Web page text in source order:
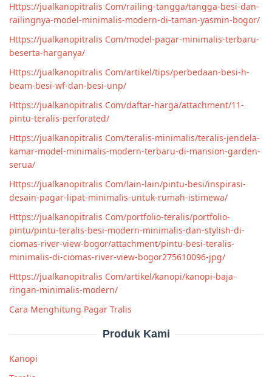
Https://jualkanopitralis Com/railing-tangga/tangga-besi-dan-
railingnya-model-minimalis-modern-di-taman-yasmin-bogor/
Https://jualkanopitralis Com/model-pagar-minimalis-terbaru-
beserta-harganya/
Https://jualkanopitralis Com/artikel/tips/perbedaan-besi-h-
beam-besi-wf-dan-besi-unp/
Https://jualkanopitralis Com/daftar-harga/attachment/11-
pintu-teralis-perforated/
Https://jualkanopitralis Com/teralis-minimalis/teralis-jendela-
kamar-model-minimalis-modern-terbaru-di-mansion-garden-
serua/
Https://jualkanopitralis Com/lain-lain/pintu-besi/inspirasi-
desain-pagar-lipat-minimalis-untuk-rumah-istimewa/
Https://jualkanopitralis Com/portfolio-teralis/portfolio-
pintu/pintu-teralis-besi-modern-minimalis-dan-stylish-di-
ciomas-river-view-bogor/attachment/pintu-besi-teralis-
minimalis-di-ciomas-river-view-bogor275610096-jpg/
Https://jualkanopitralis Com/artikel/kanopi/kanopi-baja-
ringan-minimalis-modern/
Cara Menghitung Pagar Tralis
Produk Kami
Kanopi